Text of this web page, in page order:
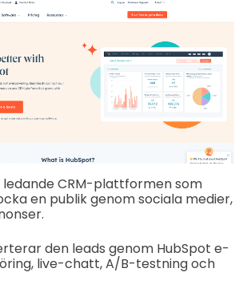
ledande CRM-plattformen som
en publik genom sociala medier,
den leads genom HubSpot e-
live-chatt, A/B-testning och